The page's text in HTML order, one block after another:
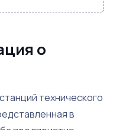
о
технического
в